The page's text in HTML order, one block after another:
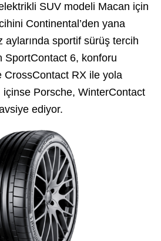
SUV modeli Macan için
Continental’den yana
aylarında sportif sürüş tercih
SportContact 6, konforu
CrossContact RX ile yola
içinse Porsche, WinterContact
ediyor.